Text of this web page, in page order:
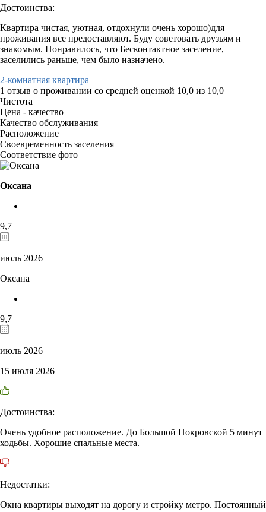
Достоинства:
Квартира чистая, уютная, отдохнули очень хорошо)для
проживания все предоставляют. Буду советовать друзьям и
знакомым. Понравилось, что Бесконтактное заселение,
заселились раньше, чем было назначено.
2-комнатная квартира
1 отзыв о проживании со средней оценкой 10,0 из 10,0
Чистота
Цена - качество
Качество обслуживания
Расположение
Своевременность заселения
Соответствие фото
Оксана
9,7
июль 2026
Оксана
9,7
июль 2026
15 июля 2026
Достоинства:
Очень удобное расположение. До Большой Покровской 5 минут
ходьбы. Хорошие спальные места.
Недостатки:
Окна квартиры выходят на дорогу и стройку метро. Постоянный